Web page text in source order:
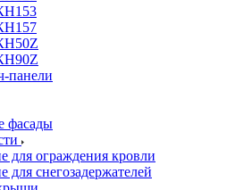
панели
фасады
для ограждения кровли
снегозадержателей